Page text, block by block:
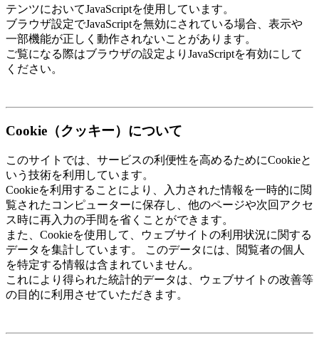
テンツにおいてJavaScriptを使用しています。
ブラウザ設定でJavaScriptを無効にされている場合、表示や
一部機能が正しく動作されないことがあります。
ご覧になる際はブラウザの設定よりJavaScriptを有効にして
ください。
Cookie（クッキー）について
このサイトでは、サービスの利便性を高めるためにCookieと
いう技術を利用しています。
Cookieを利用することにより、入力された情報を一時的に閲
覧されたコンピューターに保存し、他のページや次回アクセ
ス時に再入力の手間を省くことができます。
また、Cookieを使用して、ウェブサイトの利用状況に関する
データを集計しています。 このデータには、閲覧者の個人
を特定する情報は含まれていません。
これにより得られた統計的データは、ウェブサイトの改善等
の目的に利用させていただきます。